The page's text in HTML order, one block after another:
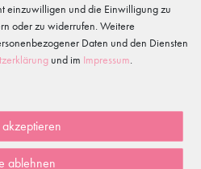
einzuwilligen und die Einwilligung zu
oder zu widerrufen. Weitere
Daten und den Diensten
und im Impressum
ablehnen